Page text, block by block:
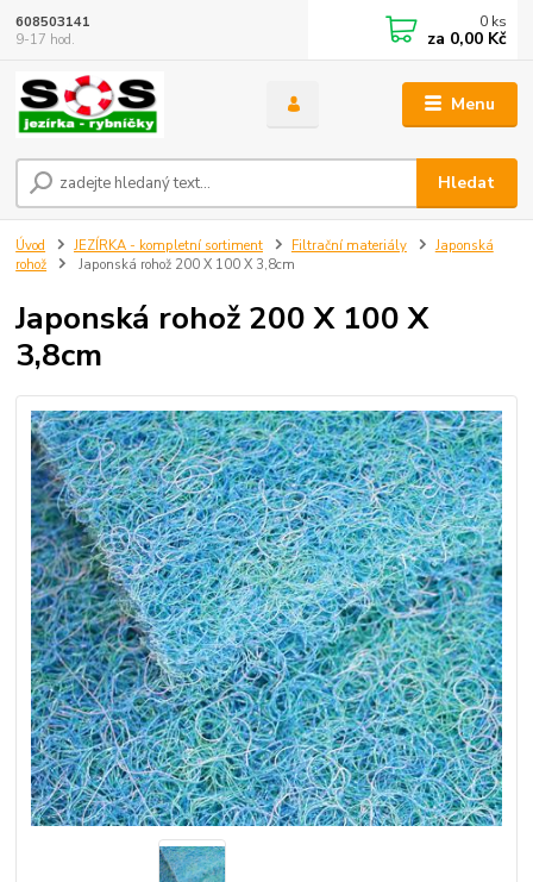
Menu
Hledat
608503141
9-17 hod.
0 ks
za 0,00 Kč
Úvod JEZÍRKA - kompletní sortiment Filtrační materiály
Japonská
rohož
Japonská rohož 200 X 100 X 3,8cm
Japonská rohož 200 X 100 X
3,8cm